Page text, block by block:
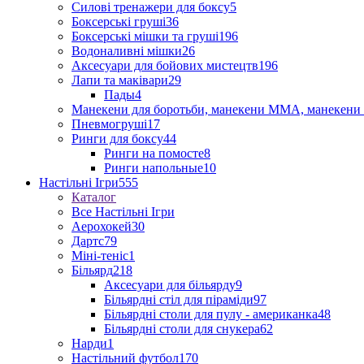
Силові тренажери для боксу5
Боксерські груші36
Боксерські мішки та груші196
Водоналивні мішки26
Аксесуари для бойових мистецтв196
Лапи та маківари29
Пады4
Манекени для боротьби, манекени ММА, манекени
Пневмогруші17
Ринги для боксу44
Ринги на помосте8
Ринги напольные10
Настільні Ігри555
Каталог
Все Настільні Ігри
Аерохокей30
Дартс79
Міні-теніс1
Більярд218
Аксесуари для більярду9
Більярдні стіл для піраміди97
Більярдні столи для пулу - американка48
Більярдні столи для снукера62
Нарди1
Настільний футбол170